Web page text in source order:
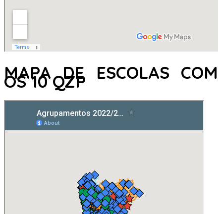
MAPA DE ESCOLAS COM
OS 10 QZP